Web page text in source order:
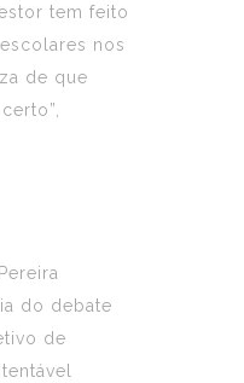
tem feito
nos
de que
do debate
de